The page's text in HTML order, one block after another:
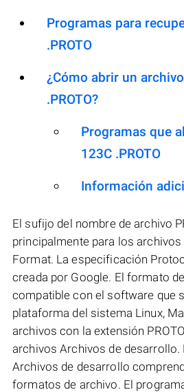
Programas para
.PROTO
¿Cómo abrir un
.PROTO?
Programas que
123C .PROTO
Información
El sufijo del nombre de archivo
principalmente para los
Format. La especificación
creada por Google. El formato
compatible con el software que
plataforma del sistema Linux,
archivos con la extensión
archivos Archivos de desarrollo.
Archivos de desarrollo
formatos de archivo. El